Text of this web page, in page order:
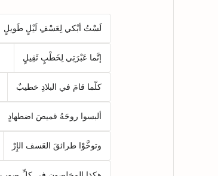
لَسْتُ أبْكي لِعَسْفِ لَيْلٍ طَويلٍ
إنَّما عَبْرَتِي لِخَطْبٍ ثَقِيلٍ
كلّما قامَ في البلادِ خطيبٌ
ألبسوا روحَهُ قميصَ اضطهادٍ
وتوخَّوْا طرائقَ العَسف الإِرْ